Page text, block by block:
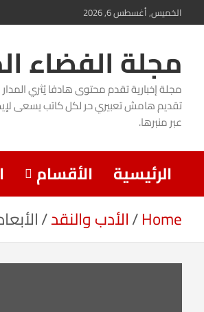
Skip
content
الخميس, أغسطس 6, 2026
مجلة الفضاء
مجلة إخبارية تقدم محتوى هادفا يُثري
تقديم هامش تعبيري حر لكل كاتب يسعى
عبر منبرها.
الرئيسية الأقسام
Home الأدب والنقد